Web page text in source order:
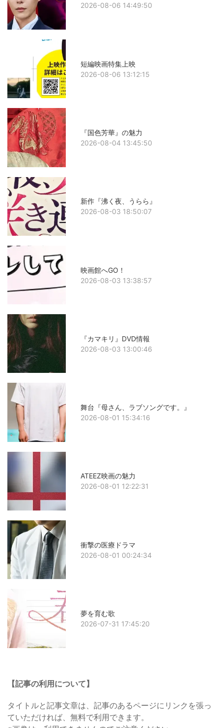
2026-08-06 14:49:50
短編映画特集上映
2026-08-06 13:12:15
『国色芳華』の魅力
2026-08-04 13:45:50
新作『沸く夜、うらら』
2026-08-03 18:50:07
映画館へGO！
2026-08-03 13:38:57
『カマキリ』DVD情報
2026-08-03 13:00:46
舞台『母さん、ラブソングです。』
2026-08-01 15:34:16
ATEEZ映画の魅力
2026-08-01 12:22:31
衝撃の医療ドラマ
2026-08-01 00:24:34
夢を育む歌
2026-07-31 17:45:20
【記事の利用について】
タイトルと記事文章は、記事のあるページにリンクを張っ
ていただければ、無料で利用できます。